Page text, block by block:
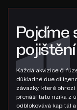
Pojďme
Každá akvizice či
důkladné due
závazky, které
přenáší tato rizika z
odblokovává kapitál